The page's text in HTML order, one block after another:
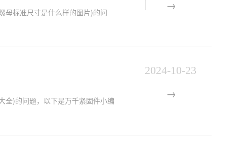
母标准尺寸是什么样的图片)的问
2024-10-23
全)的问题，以下是万千紧固件小编